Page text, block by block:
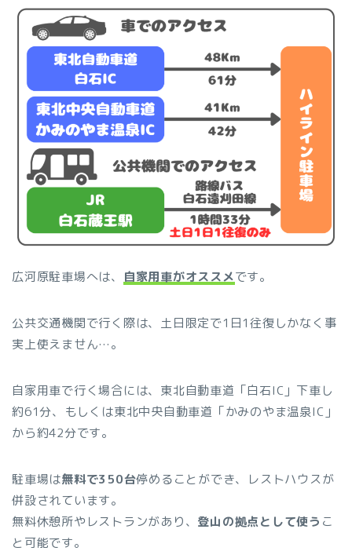
広河原駐車場へは、 自家用車がオススメです。
公共交通機関で行く際は、土日限定で1日1往復しかなく事
実上使えません…。
自家用車で行く場合には、東北自動車道「白石IC」下車し
約61分、もしくは東北中央自動車道「かみのやま温泉IC」
から約42分です。
駐車場は無料で350台停めることができ、レストハウスが
併設されています。
無料休憩所やレストランがあり、 登山の拠点として使う こ
と可能です。